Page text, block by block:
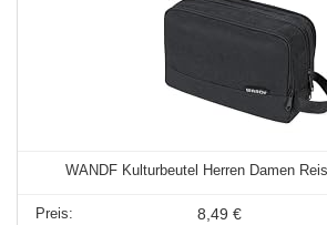
WANDF Kulturbeutel Herren Damen
8,49 €